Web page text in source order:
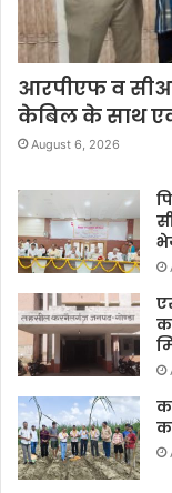
आरपीएफ व
केबिल के साथ
August 6, 2026